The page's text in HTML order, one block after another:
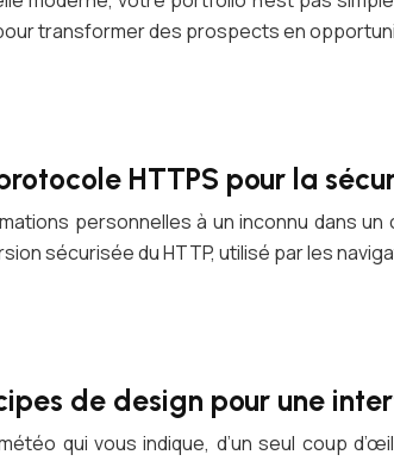
transformer des prospects en
HTTPS pour la
personnelles à un inconnu dans
sécurisée du HTTP, utilisé par les
de design pour une
qui vous indique, d’un seul coup